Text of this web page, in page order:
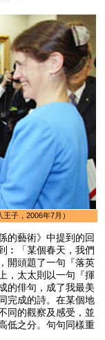
子，2006年7月）
的藝術》中提到的回
︰「某個春天，我們
開頭題了一句『落英
，太太則以一句『揮
的俳句，成了我最美
完成的詩。在某個地
同的觀察及感受，並
低之分。句句同樣重